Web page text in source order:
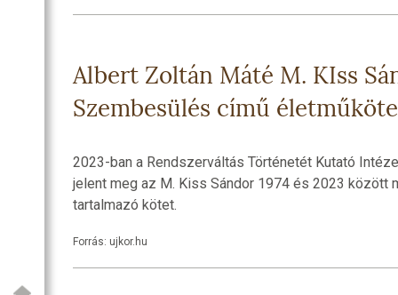
Albert Zoltán Máté M. KIss
Szembesülés című
2023-ban a Rendszerváltás Történetét Kutató
jelent meg az M. Kiss Sándor 1974 és 2023 között
tartalmazó kötet.
Forrás: ujkor.hu